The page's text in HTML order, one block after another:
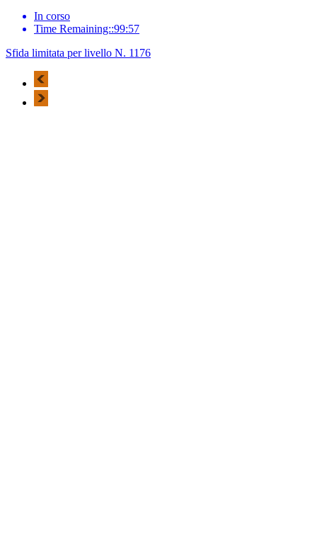
In corso
Time Remaining::99:57
Sfida limitata per livello N. 1176